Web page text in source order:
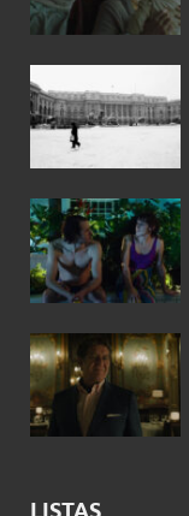
LISTAS